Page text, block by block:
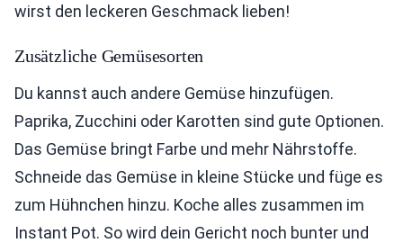
wirst den leckeren Geschmack lieben!
Zusätzliche Gemüsesorten
Du kannst auch andere Gemüse hinzufügen.
Paprika, Zucchini oder Karotten sind gute Optionen.
Das Gemüse bringt Farbe und mehr Nährstoffe.
Schneide das Gemüse in kleine Stücke und füge es
zum Hühnchen hinzu. Koche alles zusammen im
Instant Pot. So wird dein Gericht noch bunter und